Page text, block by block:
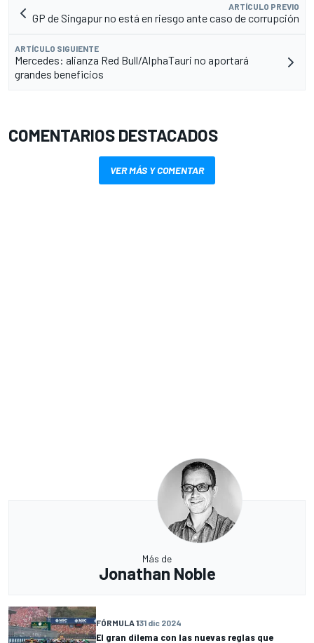
ARTÍCULO PREVIO
GP de Singapur no está en riesgo ante caso de corrupción
ARTÍCULO SIGUIENTE
Mercedes: alianza Red Bull/AlphaTauri no aportará
grandes beneficios
COMENTARIOS DESTACADOS
VER MÁS Y COMENTAR
Más de
Jonathan Noble
FÓRMULA 131 dic 2024
El gran dilema con las nuevas reglas que